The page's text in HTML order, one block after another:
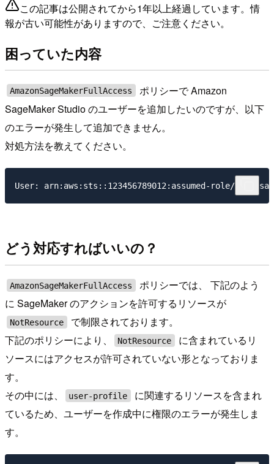
この記事は公開されてから1年以上経過しています。情
報が古い可能性がありますので、ご注意ください。
困っていた内容
AmazonSageMakerFullAccess
ポリシーで Amazon
SageMaker Studio のユーザーを追加したいのですが、以下
のエラーが発生して追加できません。
対処方法を教えてください。
どう対応すればいいの？
AmazonSageMakerFullAccess
ポリシーでは、 下記のよう
に SageMaker のアクションを許可するリソースが
NotResource
で制限されております。
下記のポリシーにより、
NotResource
に含まれているリ
ソースにはアクセスが許可されていない形となっておりま
す。
その中には、
user-profile
に関連するリソースを含まれ
ているため、ユーザーを作成中に権限のエラーが発生しま
す。